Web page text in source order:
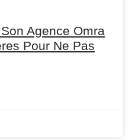
Agence Omra
Pour Ne Pas